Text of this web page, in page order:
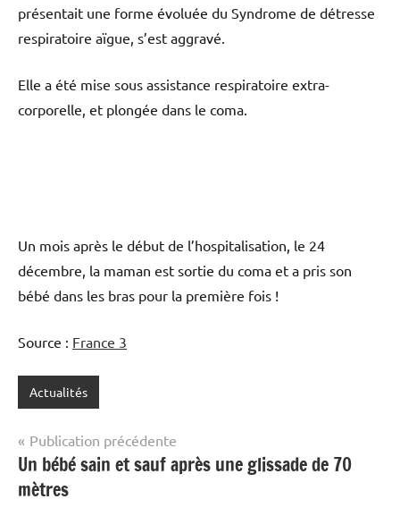
présentait une forme évoluée du Syndrome de détresse
respiratoire aïgue, s’est aggravé.
Elle a été mise sous assistance respiratoire extra-
corporelle, et plongée dans le coma.
Un mois après le début de l’hospitalisation, le 24
décembre, la maman est sortie du coma et a pris son
bébé dans les bras pour la première fois !
Source : France 3
Actualités
Navigation
de
l’article
Publication précédente
Un bébé sain et sauf après une glissade de 70
mètres